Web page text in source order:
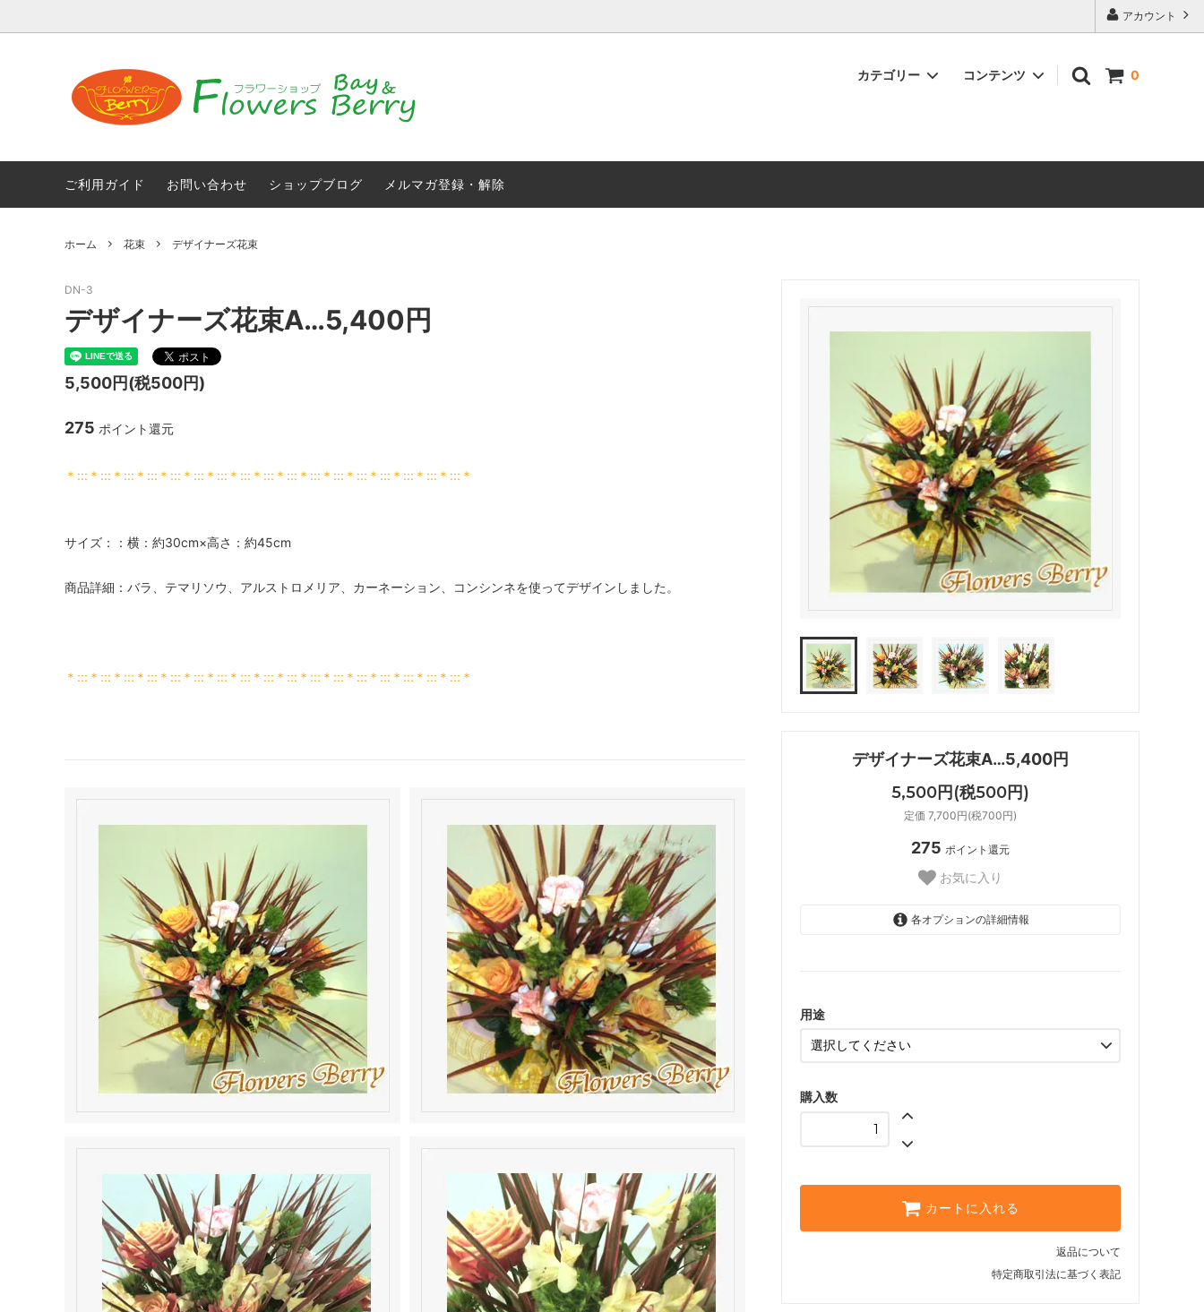
アカウント
0
カテゴリー
母の日ギフト 光触媒加工付き人工胡蝶蘭 観葉植物 鉢花
光触媒加工付き人工観葉植物
コンテンツ
ご利用ガイド お問い合わせ ショップブログ メルマガ登録・解除
ホーム 花束 デザイナーズ花束
デザイナーズ花束A…5,400円
5,500円(税500円)
定価 7,700円(税700円)
275 ポイント還元
お気に入り
各オプションの詳細情報
用途
購入数
カートに入れる
返品について
特定商取引法に基づく表記
DN-3
デザイナーズ花束A…5,400円
5,500円(税500円)
275 ポイント還元
＊:::＊:::＊:::＊:::＊:::＊:::＊:::＊:::＊:::＊:::＊:::＊:::＊:::＊:::＊:::＊:::＊:::＊
サイズ：：横：約30cm×高さ：約45cm
商品詳細：バラ、テマリソウ、アルストロメリア、カーネーション、コンシンネを使ってデザインしました。
＊:::＊:::＊:::＊:::＊:::＊:::＊:::＊:::＊:::＊:::＊:::＊:::＊:::＊:::＊:::＊:::＊:::＊